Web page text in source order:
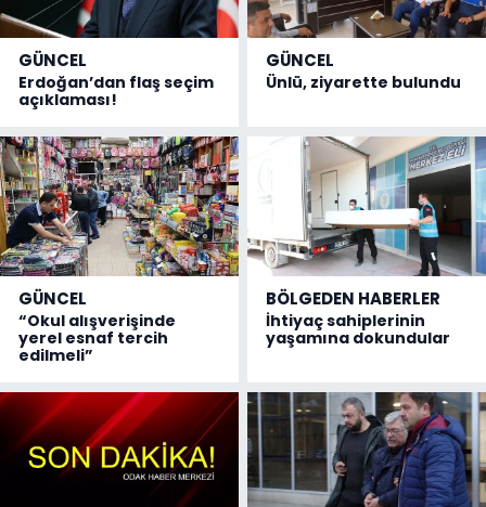
GÜNCEL
Erdoğan’dan flaş seçim
açıklaması!
GÜNCEL
Ünlü, ziyarette bulundu
GÜNCEL
“Okul alışverişinde
yerel esnaf tercih
edilmeli”
BÖLGEDEN HABERLER
İhtiyaç sahiplerinin
yaşamına dokundular